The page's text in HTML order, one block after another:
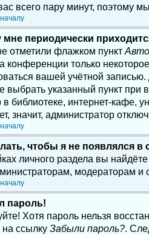
всего пару минут, поэтому
мне периодически
отметили флажком пункт
конференции только
вашей учётной
выбрать указанный пункт при
библиотеке, интернет-кафе,
значит, администратор
чтобы я не появлялся
личного раздела вы
модераторам
пароль!
Хотя пароль нельзя
ссылку Забыли пароль?.